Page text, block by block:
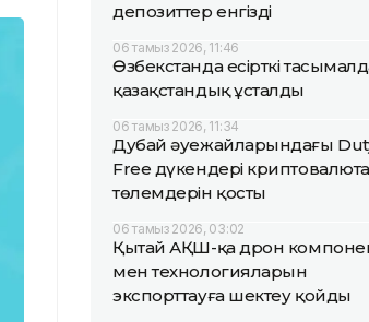
депозиттер енгізді
06 тамыз 2026, 11:46
Өзбекстанда есірткі
қазақстандық ұсталды
06 тамыз 2026, 11:34
Дубай әуежайларындағы
Free дүкендері криптовалюта
төлемдерін қосты
06 тамыз 2026, 03:02
Қытай АҚШ-қа дрон
мен технологияларын
экспорттауға шектеу қойды